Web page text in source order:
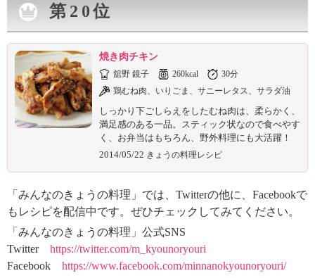
第20位
焼き肉チキン
舘野 鏡子 260kcal
30分
鶏むね肉、いりごま、サニーレタス、サラダ油
しっかり下ごしらえをしたむね肉は、柔らかく、
満足感のある一品。スティック状なので食べやす
く、お弁当はもちろん、野外料理にも大活躍！
2014/05/22 きょうの料理レシピ
「みんなのきょうの料理」では、Twitterの他に、Facebookで
もレシピを配信中です。ぜひチェックしてみてください。
「みんなのきょうの料理」公式SNS
Twitter https://twitter.com/m_kyounoryouri
Facebook https://www.facebook.com/minnanokyounoryouri/